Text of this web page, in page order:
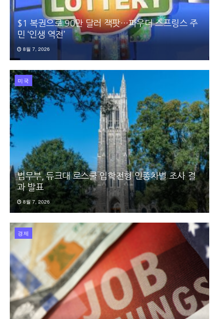
$1 복권으로 90만 달러 잭팟…파우더 스프링스 주
민 ‘인생 역전’
8월 7, 2026
미국
법무부, 듀크대 로스쿨 입학전형 인종차별 조사 결
과 발표
8월 7, 2026
경제